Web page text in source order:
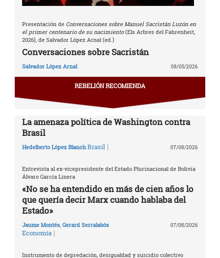
Presentación de Conversaciones sobre Manuel Sacristán Luzón en
el primer centenario de su nacimiento(Els Arbres del Fahrenheit,
2026), de Salvador López Arnal (ed.)
Conversaciones sobre Sacristán
Salvador López Arnal 08/05/2026
REBELIÓN RECOMIENDA
La amenaza política de Washington contra
Brasil
Hedelberto López Blanch Brasil | 07/08/2026
Entrevista al ex-vicepresidente del Estado Plurinacional de Bolivia
Álvaro García Linera
«No se ha entendido en más de cien años lo
que quería decir Marx cuando hablaba del
Estado»
Jaume Montés, Gerard Serralabós
Economía |
07/08/2026
Instrumento de depredación, desigualdad y suicidio colectivo